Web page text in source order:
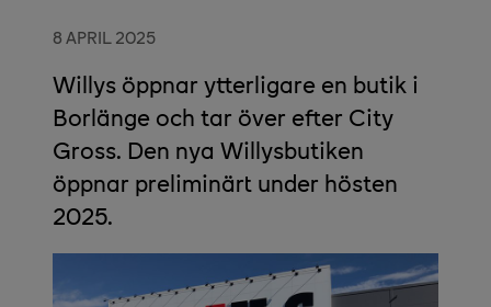
8 APRIL 2025
Willys öppnar ytterligare en butik i
Borlänge och tar över efter City
Gross. Den nya Willysbutiken
öppnar preliminärt under hösten
2025.